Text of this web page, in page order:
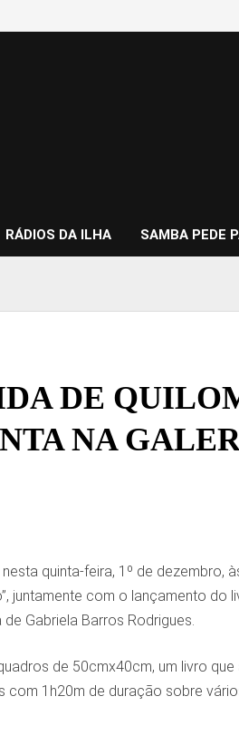
RÁDIOS DA ILHA SAMBA PEDE
DE
NA
quinta-feira, 1º de dezembro,
juntamente com o lançamento do
Gabriela Barros Rodrigues.
de 50cmx40cm, um livro que
com 1h20m de duração sobre